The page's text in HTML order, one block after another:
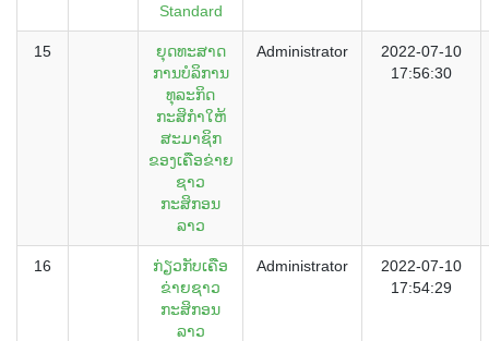
Standard
15
ຍຸດທະສາດ
ການບໍລິການ
ທຸລະກິດ
ກະສິກຳໃຫ້
ສະມາຊິກ
ຂອງເຄືອຂ່າຍ
ຊາວ
ກະສິກອນ
ລາວ
Administrator
2022-07-10
17:56:30
16
ກ່ຽວກັບເຄືອ
ຂ່າຍຊາວ
ກະສິກອນ
ລາວ
Administrator
2022-07-10
17:54:29